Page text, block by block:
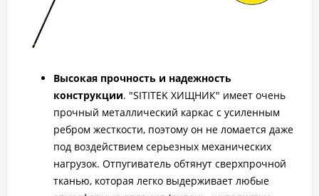
Высокая прочность и надежность
конструкции. "SITITEK ХИЩНИК" имеет очень
прочный металлический каркас с усиленным
ребром жесткости, поэтому он не ломается даже
под воздействием серьезных механических
нагрузок. Отпугиватель обтянут сверхпрочной
тканью, которая легко выдерживает любые